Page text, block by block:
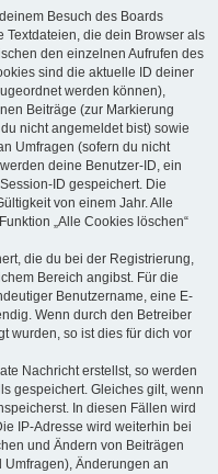
Besuch des Boards
die dein Browser als
den einzelnen Aufrufen des
sind die aktuelle ID deiner
werden können),
Beiträge (zur Markierung
nicht angemeldet bist) sowie
Umfragen (sofern du nicht
deine Benutzer-ID, ein
ID gespeichert. Die
von einem Jahr. Alle
„Alle Cookies löschen“
die du bei der Registrierung,
Bereich angibst. Für die
Benutzername, eine E-
Wenn durch den Betreiber
wurden, so ist dies für dich vor
Nachricht erstellst, so werden
gespeichert. Gleiches gilt, wenn
In diesen Fällen wird
IP-Adresse wird weiterhin bei
und Ändern von Beiträgen
Änderungen an